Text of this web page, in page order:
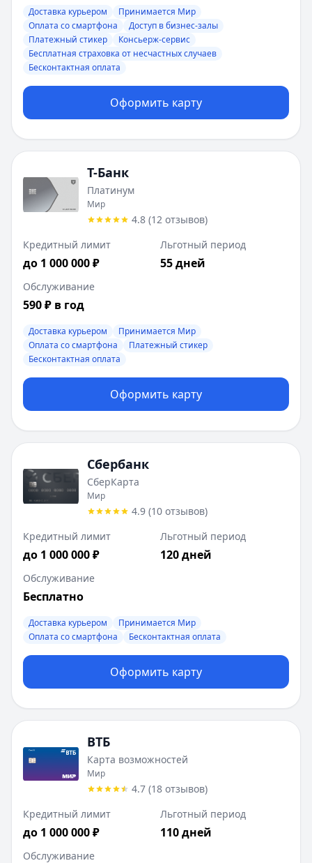
Доставка курьером
Принимается Мир
Оплата со смартфона
Доступ в бизнес-залы
Платежный стикер
Консьерж-сервис
Бесплатная страховка от несчастных случаев
Бесконтактная оплата
Оформить карту
Т-Банк
Платинум
Мир
4.8 (12 отзывов)
Кредитный лимит
до 1 000 000 ₽
Льготный период
55 дней
Обслуживание
590 ₽ в год
Доставка курьером
Принимается Мир
Оплата со смартфона
Платежный стикер
Бесконтактная оплата
Оформить карту
Сбербанк
СберКарта
Мир
4.9 (10 отзывов)
Кредитный лимит
до 1 000 000 ₽
Льготный период
120 дней
Обслуживание
Бесплатно
Доставка курьером
Принимается Мир
Оплата со смартфона
Бесконтактная оплата
Оформить карту
ВТБ
Карта возможностей
Мир
4.7 (18 отзывов)
Кредитный лимит
до 1 000 000 ₽
Льготный период
110 дней
Обслуживание